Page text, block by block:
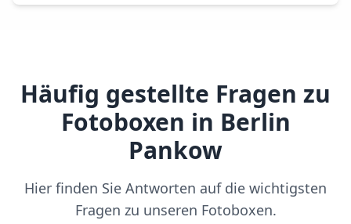
Häufig gestellte Fragen zu
Fotoboxen in Berlin
Pankow
Hier finden Sie Antworten auf die wichtigsten
Fragen zu unseren Fotoboxen.